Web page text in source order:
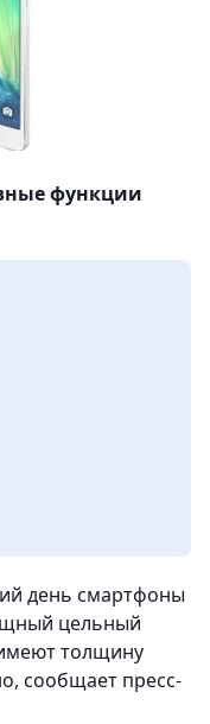
функции
день смартфоны
цельный
толщину
сообщает пресс-